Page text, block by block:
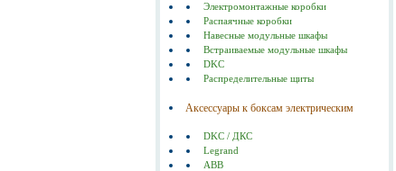
Электромонтажные коробки
Распаячные коробки
Навесные модульные шкафы
Встраиваемые модульные шкафы
DKC
Распределительные щиты
Аксессуары к боксам электрическим
DKC / ДКС
Legrand
ABB